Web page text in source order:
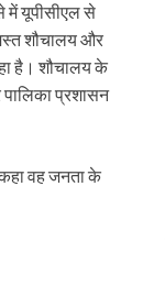
का मेंटेनेंस
में यूपीसीएल से
शौचालय और
है। शौचालय के
प्रशासन
वह जनता के